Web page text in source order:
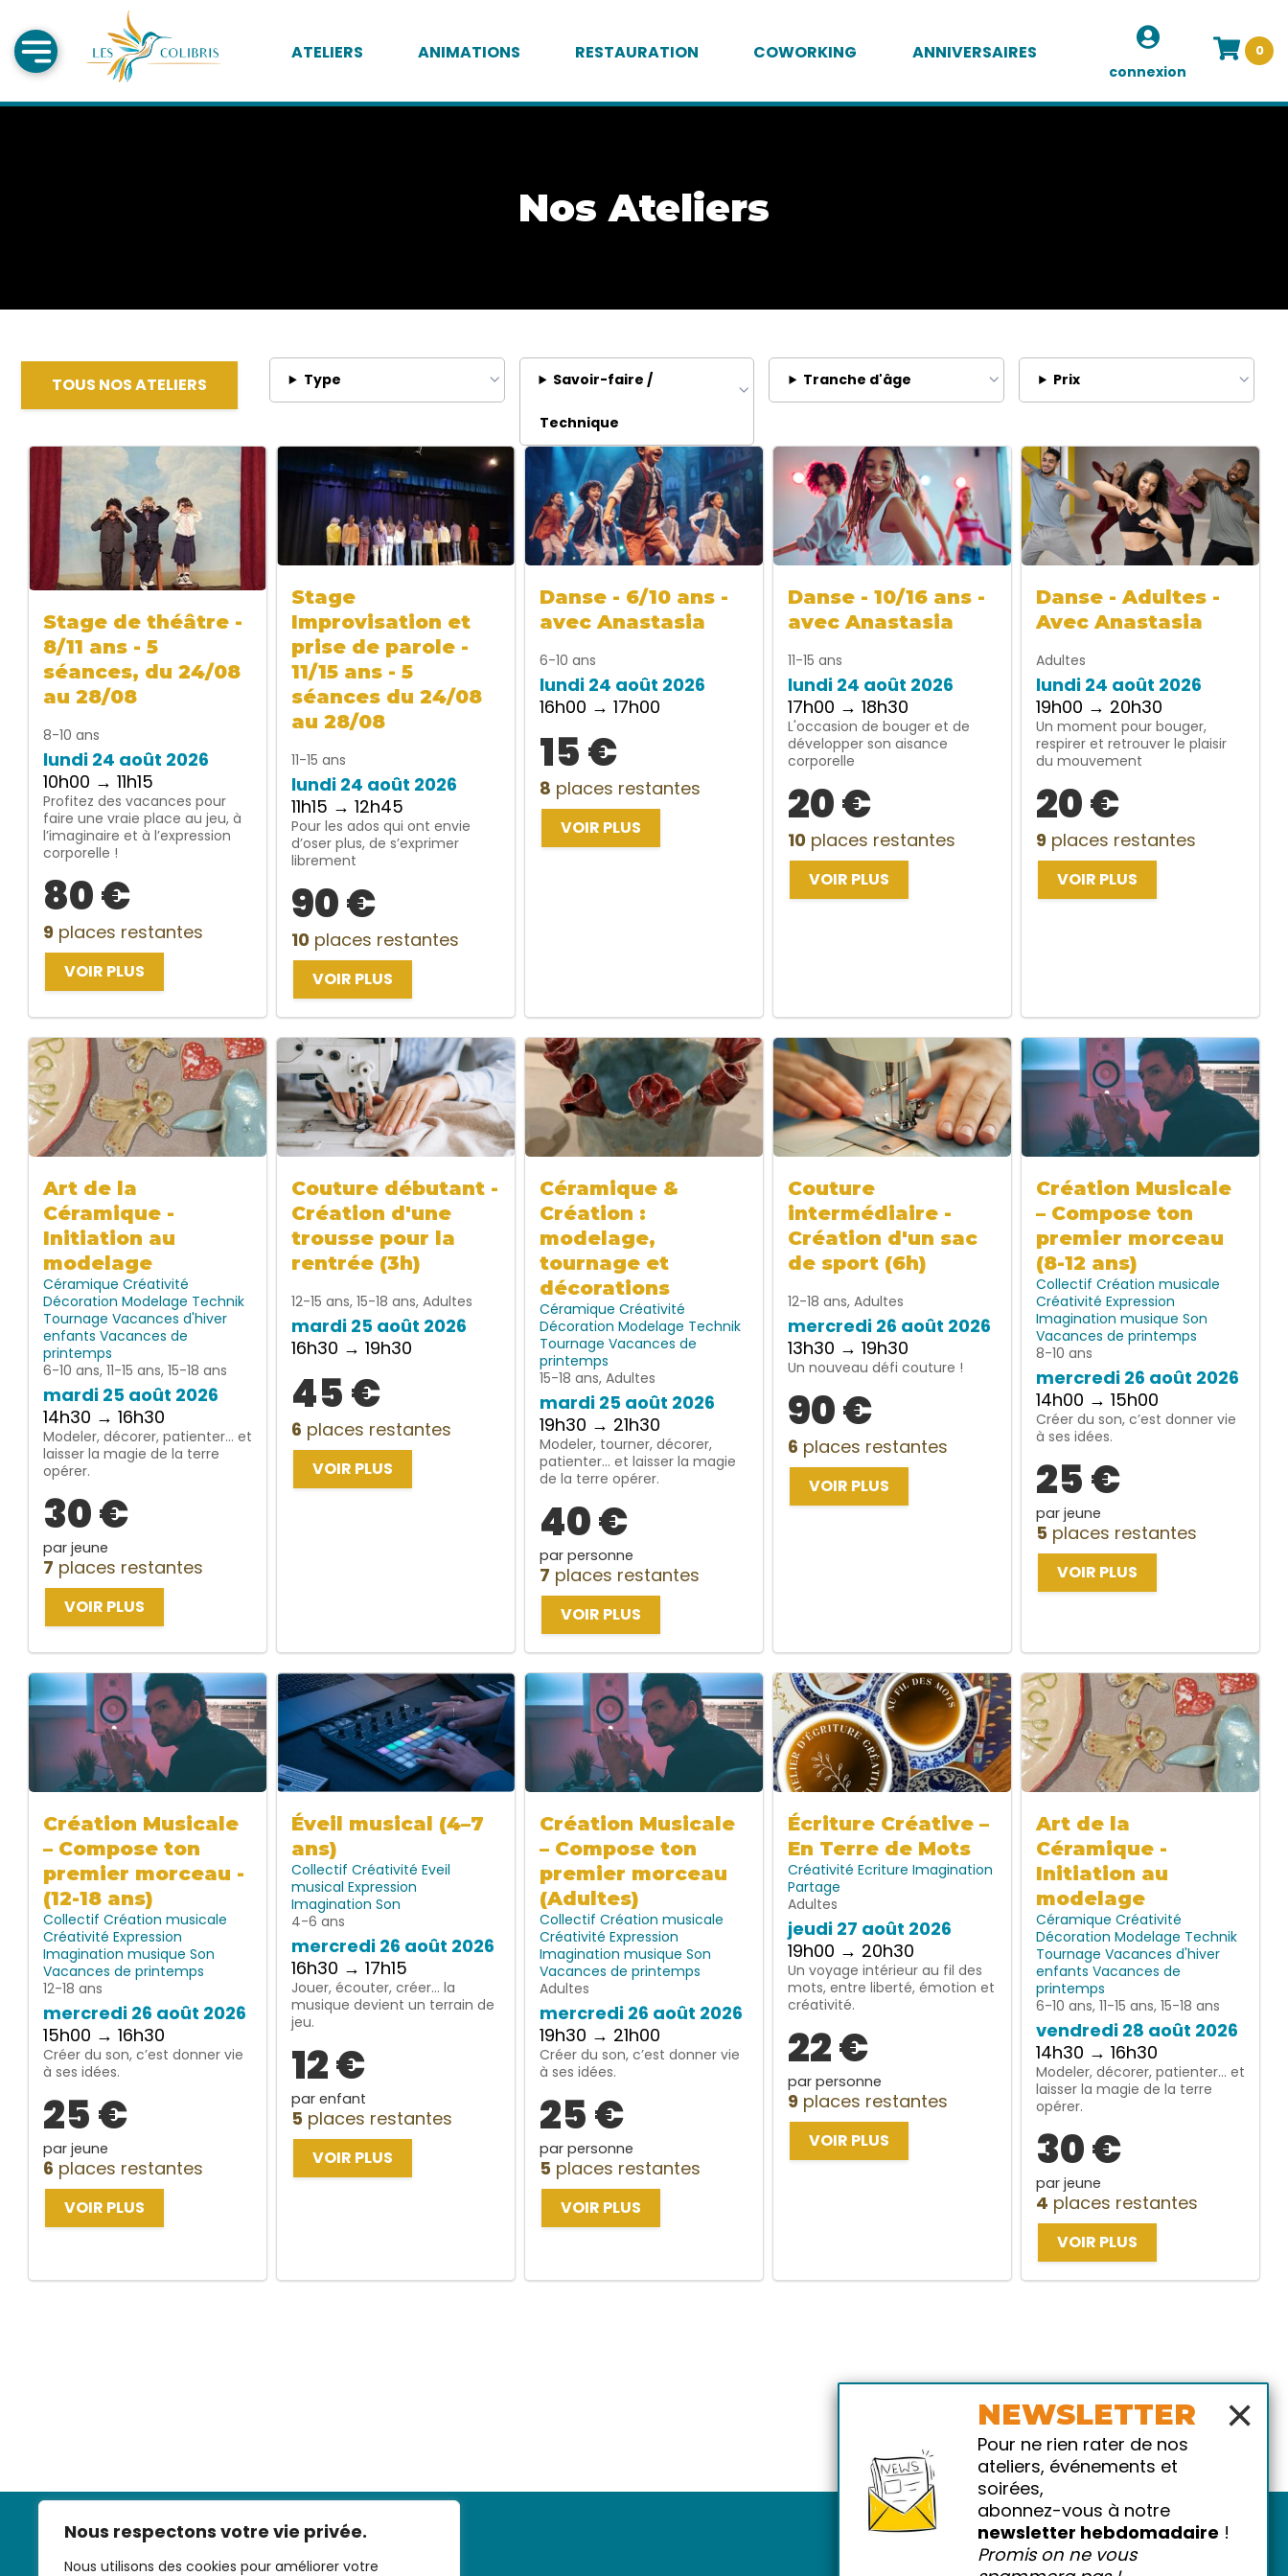
Nous respectons votre vie privée.
Nous utilisons des cookies pour améliorer votre
ATELIERS ANIMATIONS RESTAURATION COWORKING ANNIVERSAIRES
connexion
0
Nos Ateliers
TOUS NOS ATELIERS Type Savoir-faire /
Technique
Tranche d'âge Prix
Stage de théâtre -
8/11 ans - 5
séances, du 24/08
au 28/08
8-10 ans
lundi 24 août 2026
10h00 → 11h15
Profitez des vacances pour
faire une vraie place au jeu, à
l’imaginaire et à l’expression
corporelle !
80 €
9 places restantes
VOIR PLUS
Stage
Improvisation et
prise de parole -
11/15 ans - 5
séances du 24/08
au 28/08
11-15 ans
lundi 24 août 2026
11h15 → 12h45
Pour les ados qui ont envie
d’oser plus, de s’exprimer
librement
90 €
10 places restantes
VOIR PLUS
Danse - 6/10 ans -
avec Anastasia
6-10 ans
lundi 24 août 2026
16h00 → 17h00
15 €
8 places restantes
VOIR PLUS
Danse - 10/16 ans -
avec Anastasia
11-15 ans
lundi 24 août 2026
17h00 → 18h30
L'occasion de bouger et de
développer son aisance
corporelle
20 €
10 places restantes
VOIR PLUS
Danse - Adultes -
Avec Anastasia
Adultes
lundi 24 août 2026
19h00 → 20h30
Un moment pour bouger,
respirer et retrouver le plaisir
du mouvement
20 €
9 places restantes
VOIR PLUS
Art de la
Céramique -
Initiation au
modelage
Céramique Créativité
Décoration Modelage Technik
Tournage Vacances d'hiver
enfants Vacances de
printemps
6-10 ans, 11-15 ans, 15-18 ans
mardi 25 août 2026
14h30 → 16h30
Modeler, décorer, patienter… et
laisser la magie de la terre
opérer.
30 €
par jeune
7 places restantes
VOIR PLUS
Couture débutant -
Création d'une
trousse pour la
rentrée (3h)
12-15 ans, 15-18 ans, Adultes
mardi 25 août 2026
16h30 → 19h30
45 €
6 places restantes
VOIR PLUS
Céramique &
Création :
modelage,
tournage et
décorations
Céramique Créativité
Décoration Modelage Technik
Tournage Vacances de
printemps
15-18 ans, Adultes
mardi 25 août 2026
19h30 → 21h30
Modeler, tourner, décorer,
patienter… et laisser la magie
de la terre opérer.
40 €
par personne
7 places restantes
VOIR PLUS
Couture
intermédiaire -
Création d'un sac
de sport (6h)
12-18 ans, Adultes
mercredi 26 août 2026
13h30 → 19h30
Un nouveau défi couture !
90 €
6 places restantes
VOIR PLUS
Création Musicale
– Compose ton
premier morceau
(8-12 ans)
Collectif Création musicale
Créativité Expression
Imagination musique Son
Vacances de printemps
8-10 ans
mercredi 26 août 2026
14h00 → 15h00
Créer du son, c’est donner vie
à ses idées.
25 €
par jeune
5 places restantes
VOIR PLUS
Création Musicale
– Compose ton
premier morceau -
(12-18 ans)
Collectif Création musicale
Créativité Expression
Imagination musique Son
Vacances de printemps
12-18 ans
mercredi 26 août 2026
15h00 → 16h30
Créer du son, c’est donner vie
à ses idées.
25 €
par jeune
6 places restantes
VOIR PLUS
Éveil musical (4–7
ans)
Collectif Créativité Eveil
musical Expression
Imagination Son
4-6 ans
mercredi 26 août 2026
16h30 → 17h15
Jouer, écouter, créer… la
musique devient un terrain de
jeu.
12 €
par enfant
5 places restantes
VOIR PLUS
Création Musicale
– Compose ton
premier morceau
(Adultes)
Collectif Création musicale
Créativité Expression
Imagination musique Son
Vacances de printemps
Adultes
mercredi 26 août 2026
19h30 → 21h00
Créer du son, c’est donner vie
à ses idées.
25 €
par personne
5 places restantes
VOIR PLUS
Écriture Créative –
En Terre de Mots
Créativité Ecriture Imagination
Partage
Adultes
jeudi 27 août 2026
19h00 → 20h30
Un voyage intérieur au fil des
mots, entre liberté, émotion et
créativité.
22 €
par personne
9 places restantes
VOIR PLUS
Art de la
Céramique -
Initiation au
modelage
Céramique Créativité
Décoration Modelage Technik
Tournage Vacances d'hiver
enfants Vacances de
printemps
6-10 ans, 11-15 ans, 15-18 ans
vendredi 28 août 2026
14h30 → 16h30
Modeler, décorer, patienter… et
laisser la magie de la terre
opérer.
30 €
par jeune
4 places restantes
VOIR PLUS
×
NEWSLETTER
Pour ne rien rater de nos
ateliers, événements et
soirées,
abonnez-vous à notre
newsletter hebdomadaire !
Promis on ne vous